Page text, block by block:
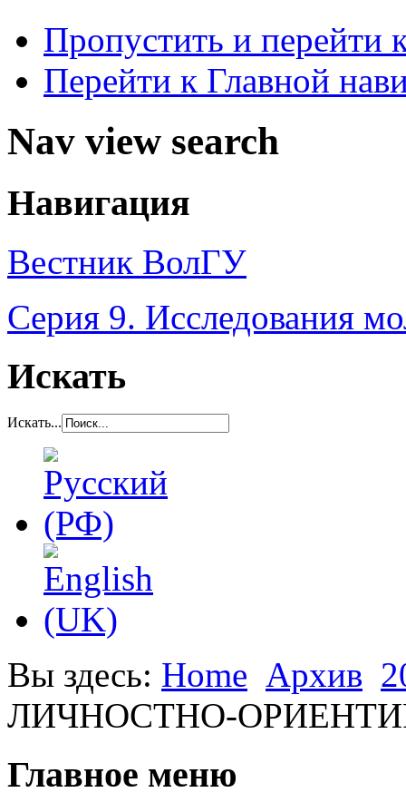
Пропустить и перейти
Перейти к Главной
Nav view search
Навигация
Вестник ВолГУ
Серия 9. Исследования
Искать
Искать...
Вы здесь: Home Архив
ЛИЧНОСТНО-
Главное меню